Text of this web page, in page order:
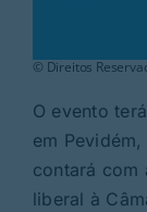
© Direitos
O evento
em
contará com
liberal à